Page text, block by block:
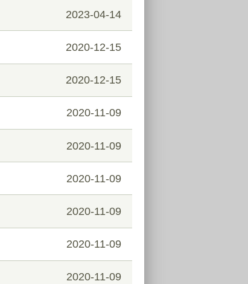
2023-04-14
2020-12-15
2020-12-15
2020-11-09
2020-11-09
2020-11-09
2020-11-09
2020-11-09
2020-11-09